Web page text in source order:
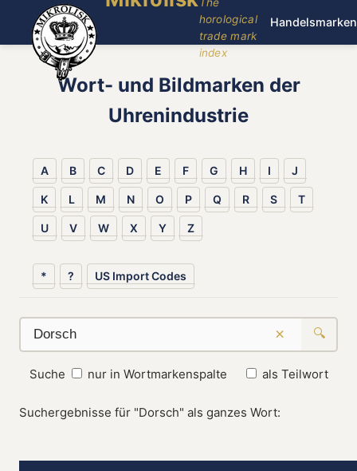
horological
trade mark
index
Handelsmarken
Wort- und Bildmarken der
Uhrenindustrie
A B C D E F G H I J
K L M N O P Q R S T
U V W X Y Z
* ? US Import Codes
× 🔍
Suche nur in Wortmarkenspalte als Teilwort
Suchergebnisse für "Dorsch" als ganzes Wort: